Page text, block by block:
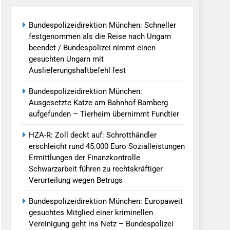
Vereinigung Geht Ins Netz –
In Saarbrücken
/ Bundespolizei Ermittelt Wegen
Fest / Mann Nach Gleissturz Verletzt
Kontrolle In Waidhaus Führt
Bundespolizei Stellt Auto
Bundespolizeidirektion München: Schneller
festgenommen als die Reise nach Ungarn
beendet / Bundespolizei nimmt einen
gesuchten Ungarn mit
Auslieferungshaftbefehl fest
Bundespolizeidirektion München:
Ausgesetzte Katze am Bahnhof Bamberg
aufgefunden – Tierheim übernimmt Fundtier
HZA-R: Zoll deckt auf: Schrotthändler
erschleicht rund 45.000 Euro Sozialleistungen
Ermittlungen der Finanzkontrolle
Schwarzarbeit führen zu rechtskräftiger
Verurteilung wegen Betrugs
Bundespolizeidirektion München: Europaweit
gesuchtes Mitglied einer kriminellen
Vereinigung geht ins Netz – Bundespolizei